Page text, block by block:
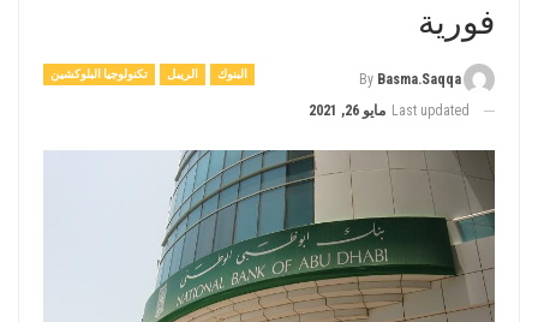
فورية
البنوك الريبل تكنولوجيا البلوكشين By Basma.saqqa
Last updated مايو 26, 2021